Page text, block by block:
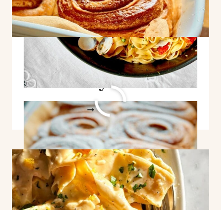
Sourdough Cinnamon
Buns Story
WEITERLESENSOURDOUGH
CINNAMON
BUNS
STORY